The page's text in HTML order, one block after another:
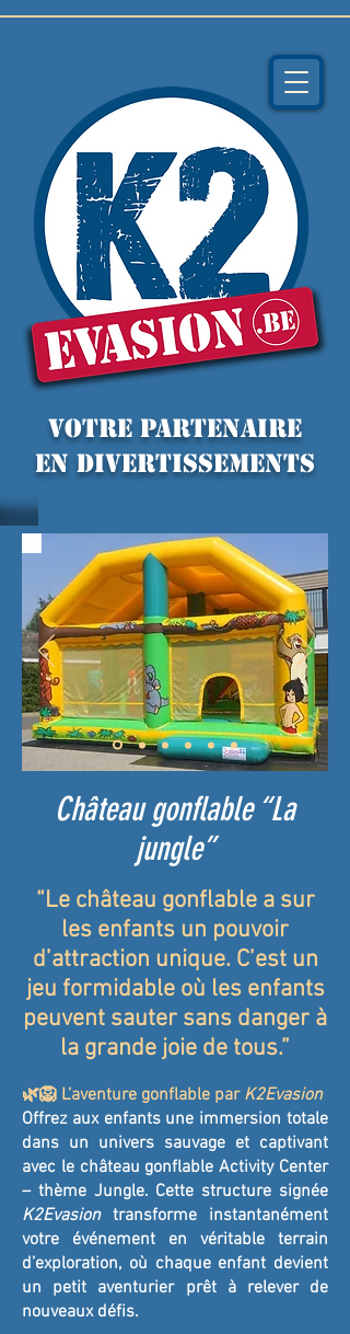
VOTRE PARTENAIRE
EN DIVERTISSEMENTS
Château gonflable “La
jungle”
“Le château gonflable a sur
les enfants un pouvoir
d’attraction unique. C’est un
jeu formidable où les enfants
peuvent sauter sans danger à
la grande joie de tous.”
🌿🦁 L’aventure gonflable par K2Evasion
Offrez aux enfants une immersion totale
dans un univers sauvage et captivant
avec le château gonflable Activity Center
– thème Jungle. Cette structure signée
K2Evasiontransforme instantanément
votre événement en véritable terrain
d’exploration, où chaque enfant devient
un petit aventurier prêt à relever de
nouveaux défis.